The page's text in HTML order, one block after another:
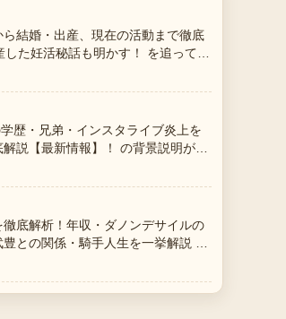
結婚・出産、現在の活動まで徹底
た妊活秘話も明かす！ を追ってい
いていて信頼できます。
歴・兄弟・インスタライブ炎上を
説【最新情報】！ の背景説明が助
けてください。
徹底解析！年収・ダノンデサイルの
との関係・騎手人生を一挙解説 の
やすいです。